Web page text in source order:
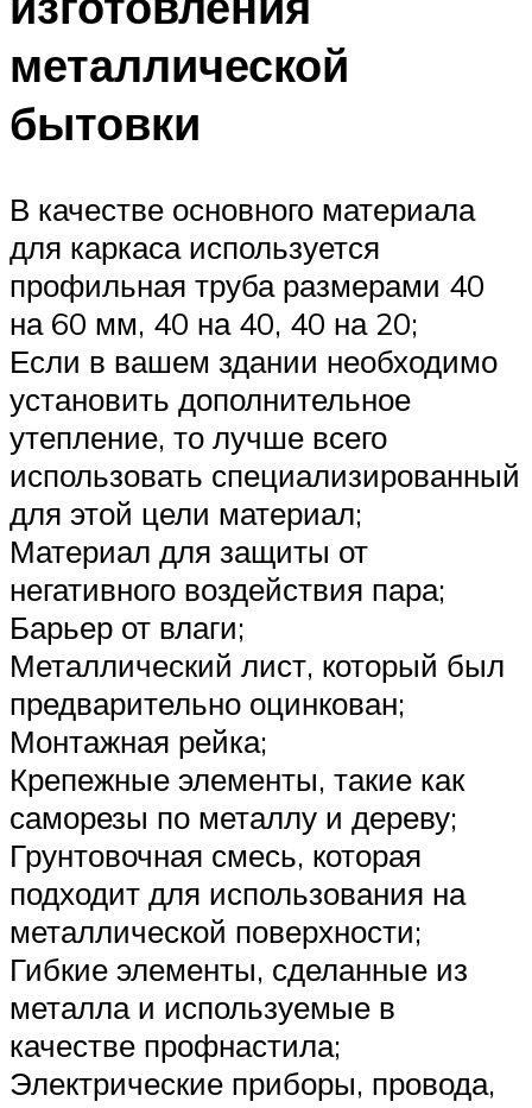
металлической
бытовки
В качестве основного материала
для каркаса используется
профильная труба размерами 40
на 60 мм, 40 на 40, 40 на 20;
Если в вашем здании необходимо
установить дополнительное
утепление, то лучше всего
использовать специализированный
для этой цели материал;
Материал для защиты от
негативного воздействия пара;
Барьер от влаги;
Металлический лист, который был
предварительно оцинкован;
Монтажная рейка;
Крепежные элементы, такие как
саморезы по металлу и дереву;
Грунтовочная смесь, которая
подходит для использования на
металлической поверхности;
Гибкие элементы, сделанные из
металла и используемые в
качестве профнастила;
Электрические приборы, провода,